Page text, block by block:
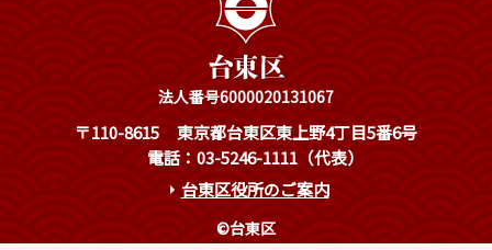
法人番号6000020131067
〒110-8615
東京都台東区東上野4丁目5番6号
電話：03-5246-1111（代表）
台東区役所のご案内
©台東区